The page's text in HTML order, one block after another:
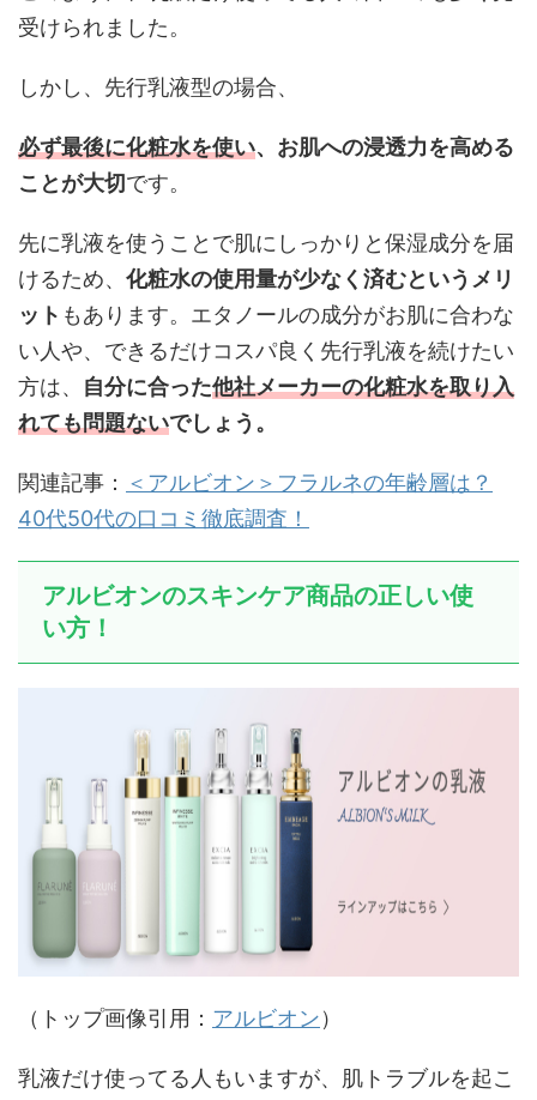
受けられました。
しかし、先行乳液型の場合、
必ず最後に化粧水を使い、お肌への浸透力を高める
ことが大切です。
先に乳液を使うことで肌にしっかりと保湿成分を届
けるため、 化粧水の使用量が少なく済むというメリ
ット もあります。エタノールの成分がお肌に合わな
い人や、できるだけコスパ良く先行乳液を続けたい
方は、 自分に合った他社メーカーの化粧水を取り入
れても問題ないでしょう。
関連記事： ＜アルビオン＞フラルネの年齢層は？
40代50代の口コミ徹底調査！
アルビオンのスキンケア商品の正しい使
い方！
（トップ画像引用： アルビオン）
乳液だけ使ってる人もいますが、肌トラブルを起こ